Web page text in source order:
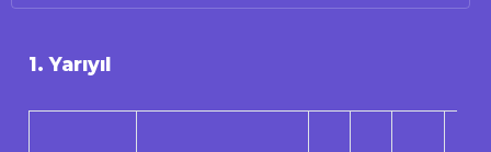
1. Yarıyıl